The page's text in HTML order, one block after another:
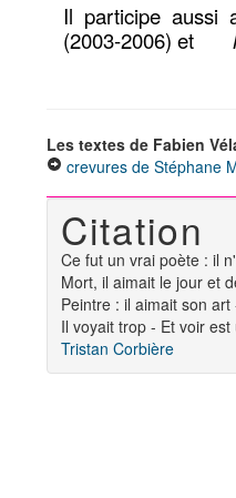
Il participe aussi
(2003-2006) et
Les textes de Fabien
crevures de Stéphane
Citation
Ce fut un vrai poète : il
Mort, il aimait le jour et
Peintre : il aimait son
Il voyait trop - Et voir
Tristan Corbière